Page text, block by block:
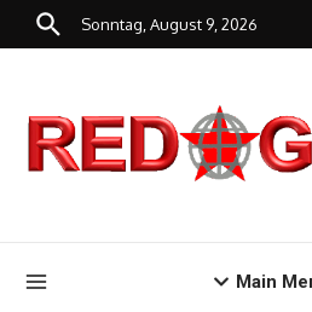
Zum Inhalt springen
Sonntag, August 9, 2026
Main